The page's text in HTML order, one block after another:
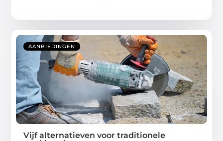
AANBIEDINGEN
Vijf alternatieven voor traditionele